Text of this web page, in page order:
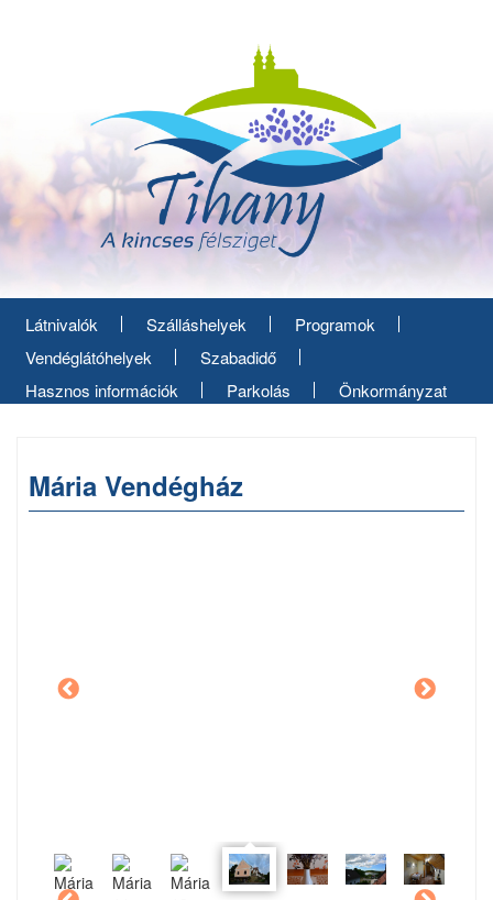
Látnivalók Szálláshelyek
Programok
Vendéglátóhelyek
Szabadidő
Hasznos információk
Parkolás Önkormányzat
Mária Vendégház